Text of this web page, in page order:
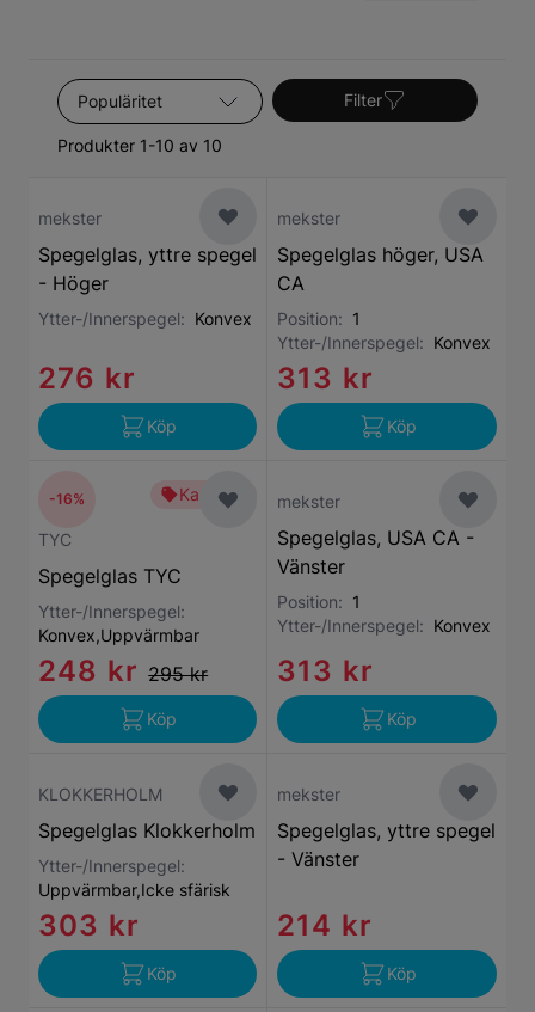
populär på begagnatmarknaden, vilket understryker
behovet av kvalitativa reservdelar.
Sortera efter
Produkter 1-10 av 10
Filter
mekster
Spegelglas, yttre spegel
- Höger
Ytter-/Innerspegel: Konvex
276 kr
Köp
mekster
Spegelglas höger, USA
CA
Position: 1
Ytter-/Innerspegel: Konvex
313 kr
Köp
Kampanj
TYC
Spegelglas TYC
Ytter-/Innerspegel:
Konvex,Uppvärmbar
248 kr 295 kr
-16%
Köp
mekster
Spegelglas, USA CA -
Vänster
Position: 1
Ytter-/Innerspegel: Konvex
313 kr
Köp
KLOKKERHOLM
Spegelglas Klokkerholm
Ytter-/Innerspegel:
Uppvärmbar,Icke sfärisk
303 kr
Köp
mekster
Spegelglas, yttre spegel
- Vänster
214 kr
Köp